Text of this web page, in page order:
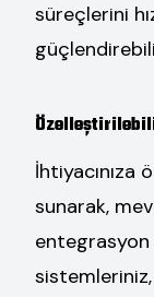
süreçlerini
İhtiyacınıza
sunarak,
entegrasyon